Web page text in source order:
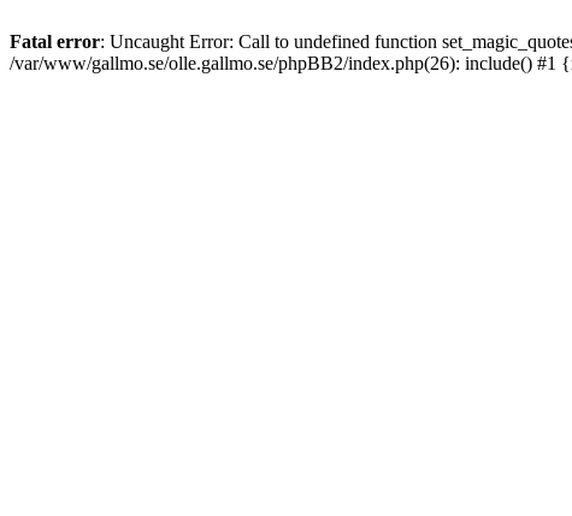
Fatal error: Uncaught Error: Call to undefined function
/var/www/gallmo.se/olle.gallmo.se/phpBB2/index.php(26): include() #1